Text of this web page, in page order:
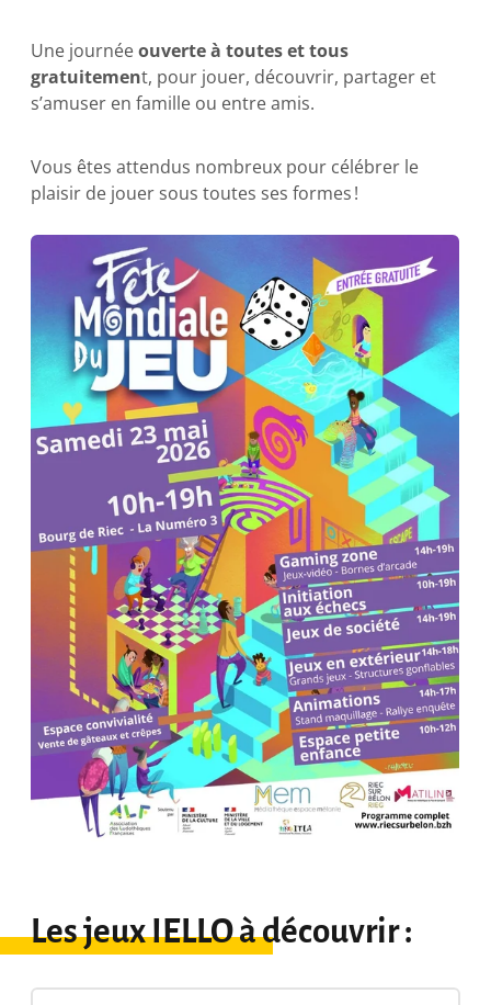
Une journéeouverte à toutes et tous
gratuitement, pour jouer, découvrir, partager et
s’amuser en famille ou entre amis.
Vous êtes attendus nombreux pour célébrer le
plaisir de jouer sous toutes ses formes !
Les jeux IELLO à découvrir :